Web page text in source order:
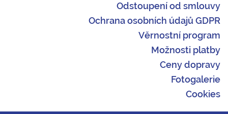
Odstoupení od smlouvy
Ochrana osobních údajů GDPR
Věrnostní program
Možnosti platby
Ceny dopravy
Fotogalerie
Cookies